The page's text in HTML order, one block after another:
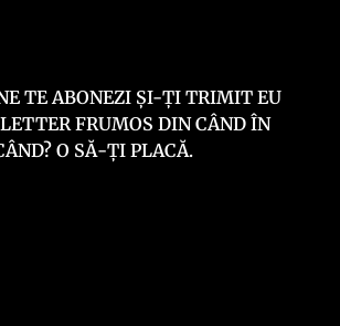
TE ABONEZI ȘI-ȚI TRIMIT EU
FRUMOS DIN CÂND ÎN
O SĂ-ȚI PLACĂ.